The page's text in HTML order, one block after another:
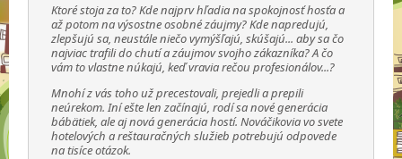
Ktoré stoja za to? Kde najprv hľadia na spokojnosť hosťa a
až potom na výsostne osobné záujmy? Kde napredujú,
zlepšujú sa, neustále niečo vymýšľajú, skúšajú... aby sa čo
najviac trafili do chutí a záujmov svojho zákazníka? A čo
vám to vlastne núkajú, keď vravia rečou profesionálov...?
Mnohí z vás toho už precestovali, prejedli a prepili
neúrekom. Iní ešte len začínajú, rodí sa nové generácia
bábätiek, ale aj nová generácia hostí. Nováčikovia vo svete
hotelových a reštauračných služieb potrebujú odpovede
na tisíce otázok.